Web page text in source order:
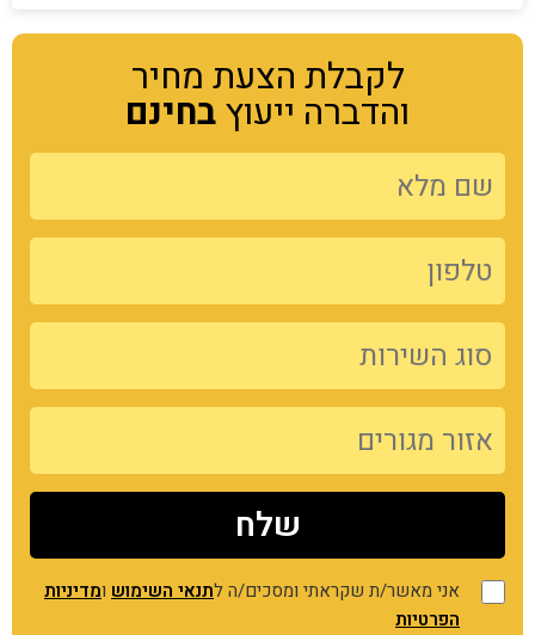
לקבלת הצעת מחיר
והדברה ייעוץבחינם
אני מאשר/ת שקראתי ומסכים/ה לתנאי השימוש ומדיניות
הפרטיות